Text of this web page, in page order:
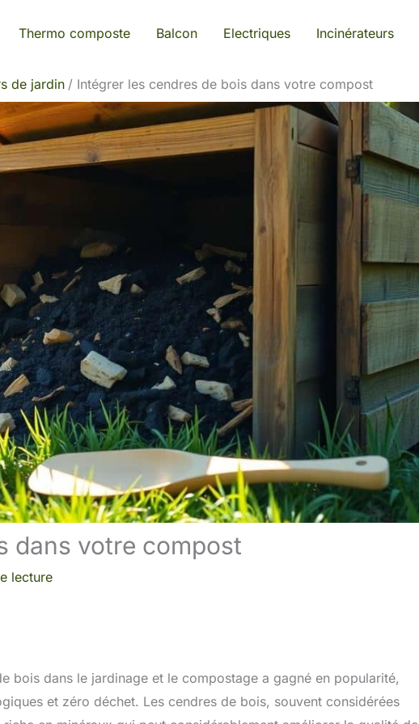
Thermo composte Balcon Electriques Incinérateurs
de jardin Intégrer les cendres de bois dans votre compost
dans votre compost
lecture
bois dans le jardinage et le compostage a gagné en popularité,
et zéro déchet. Les cendres de bois, souvent considérées